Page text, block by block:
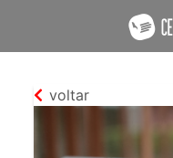
voltar